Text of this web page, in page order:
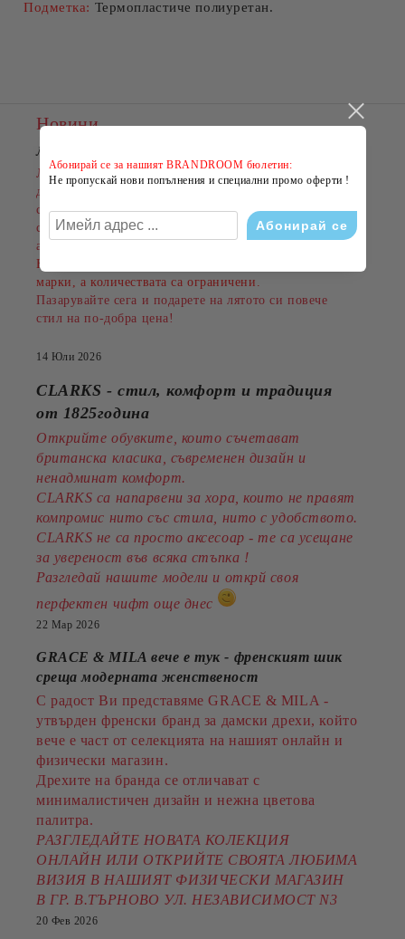
Подметка: Термопластиче полиуретан.
Новини
ЛЯТНО НАМАЛЕНИЕ В BRANDROOM
Лятото е сезонът на новите емоции, свежите визии и
добрите оферти. Именно затова BRANDROOM
стартира своятаЛЯТНА РАЗПРОДАЖБА
с намаления до-50%
на избрани обувки, дрехи и
аксесоари.
Намаленията важат за разнообразни артикули и
марки, а количествата са ограничени.
Пазарувайте сега и подарете на лятото си повече
стил на по-добра цена!
14 Юли 2026
CLARKS - стил, комфорт и традиция
от 1825година
Открийте обувките, които съчетават
британска класика, съвременен дизайн и
ненадминат комфорт.
CLARKS са напарвени за хора, които не правят
компромис нито със стила, нито с удобството.
CLARKS не са просто аксесоар - те са усещане
за увереност във всяка стъпка !
Разгледай нашите модели и открй своя
перфектен чифт още днес
22 Мар 2026
GRACE & MILA вече е тук - френският шик
среща модерната женственост
С радост Ви представяме GRACE & MILA -
утвърден френски бранд за дамски дрехи, който
вече е част от селекцията на нашият онлайн и
физически магазин.
Дрехите на бранда се отличават с
минималистичен дизайн и нежна цветова
палитра.
РАЗГЛЕДАЙТЕ НОВАТА КОЛЕКЦИЯ
ОНЛАЙН ИЛИ ОТКРИЙТЕ СВОЯТА ЛЮБИМА
ВИЗИЯ В НАШИЯТ ФИЗИЧЕСКИ МАГАЗИН
В ГР. В.ТЪРНОВО УЛ. НЕЗАВИСИМОСТ N3
20 Фев 2026
Абонирай се за нашият BRANDROOM бюлетин:
Не пропускай нови попълнения и специални промо оферти !